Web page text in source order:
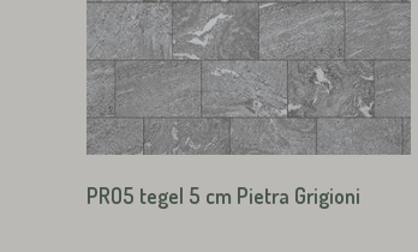
PRO5 tegel 5 cm Pietra Grigioni